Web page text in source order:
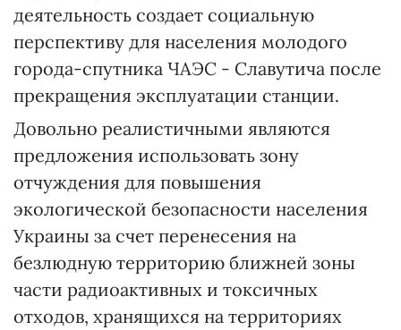
деятельность создает социальную
перспективу для населения молодого
города-спутника ЧАЭС - Славутича после
прекращения эксплуатации станции.
Довольно реалистичными являются
предложения использовать зону
отчуждения для повышения
экологической безопасности населения
Украины за счет перенесения на
безлюдную территорию ближней зоны
части радиоактивных и токсичных
отходов, хранящихся на территориях